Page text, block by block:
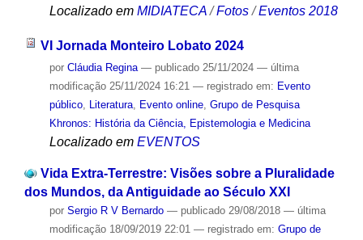
Localizado em MIDIATECA /Fotos /Eventos 2018
VI Jornada Monteiro Lobato 2024
por Cláudia Regina — publicado25/11/2024 — última
modificação25/11/2024 16:21 — registrado em: Evento
público, Literatura, Evento online, Grupo de Pesquisa
Khronos: História da Ciência, Epistemologia e Medicina
Localizado em EVENTOS
Vida Extra-Terrestre: Visões sobre a Pluralidade
dos Mundos, da Antiguidade ao Século XXI
por Sergio R V Bernardo — publicado29/08/2018 — última
modificação18/09/2019 22:01 — registrado em: Grupo de